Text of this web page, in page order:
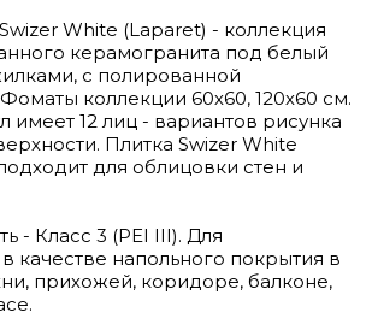
White (Laparet) - коллекция
керамогранита под белый
с полированной
коллекции 60х60, 120х60 см.
имеет 12 лиц - вариантов рисунка
Плитка Swizer White
для облицовки стен и
- Класс 3 (PEI III). Для
качестве напольного покрытия в
прихожей, коридоре, балконе,